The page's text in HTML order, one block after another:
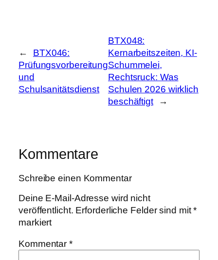
←
BTX046:
Prüfungsvorbereitung
und
Schulsanitätsdienst
BTX048:
Kernarbeitszeiten, KI-
Schummelei,
Rechtsruck: Was
Schulen 2026 wirklich
beschäftigt
→
Kommentare
Schreibe einen Kommentar
Deine E-Mail-Adresse wird nicht
veröffentlicht. Erforderliche Felder sind mit*
markiert
Kommentar*